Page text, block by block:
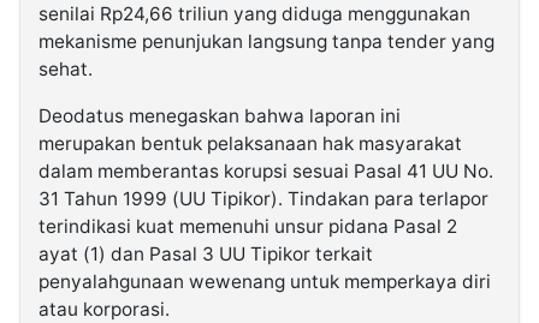
senilai Rp24,66 triliun yang diduga menggunakan
mekanisme penunjukan langsung tanpa tender yang
sehat.
Deodatus menegaskan bahwa laporan ini
merupakan bentuk pelaksanaan hak masyarakat
dalam memberantas korupsi sesuai Pasal 41 UU No.
31 Tahun 1999 (UU Tipikor). Tindakan para terlapor
terindikasi kuat memenuhi unsur pidana Pasal 2
ayat (1) dan Pasal 3 UU Tipikor terkait
penyalahgunaan wewenang untuk memperkaya diri
atau korporasi.